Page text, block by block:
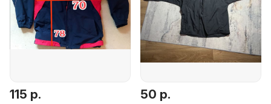
115 р. 50 р.